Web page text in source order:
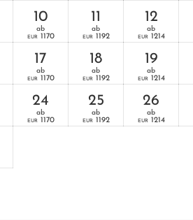
10
ab
EUR 1170
11
ab
EUR 1192
12
ab
EUR 1214
17
ab
EUR 1170
18
ab
EUR 1192
19
ab
EUR 1214
24
ab
EUR 1170
25
ab
EUR 1192
26
ab
EUR 1214